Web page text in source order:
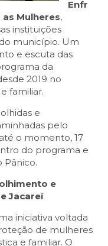
Enfr
Mulheres,
instituições
município. Um
e escuta das
da
2019 no
familiar.
e
pelo
o momento, 17
do programa e
Pânico.
e
Jacareí
iniciativa voltada
de mulheres
e familiar. O